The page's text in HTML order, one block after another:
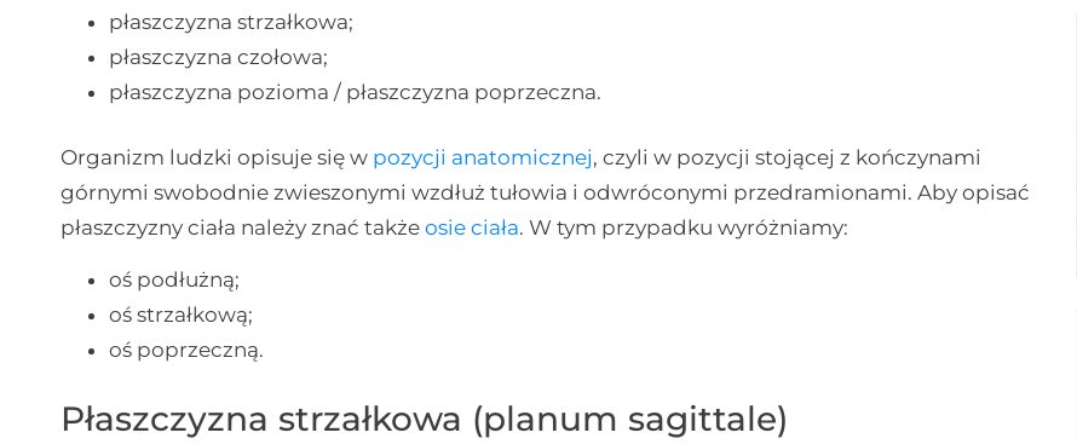
płaszczyzna strzałkowa;
płaszczyzna czołowa;
płaszczyzna pozioma / płaszczyzna poprzeczna.
Organizm ludzki opisuje się w pozycji anatomicznej, czyli w pozycji stojącej z kończynami
górnymi swobodnie zwieszonymi wzdłuż tułowia i odwróconymi przedramionami. Aby opisać
płaszczyzny ciała należy znać takżeosie ciała. W tym przypadku wyróżniamy:
oś podłużną;
oś strzałkową;
oś poprzeczną.
Płaszczyzna strzałkowa (planum sagittale)